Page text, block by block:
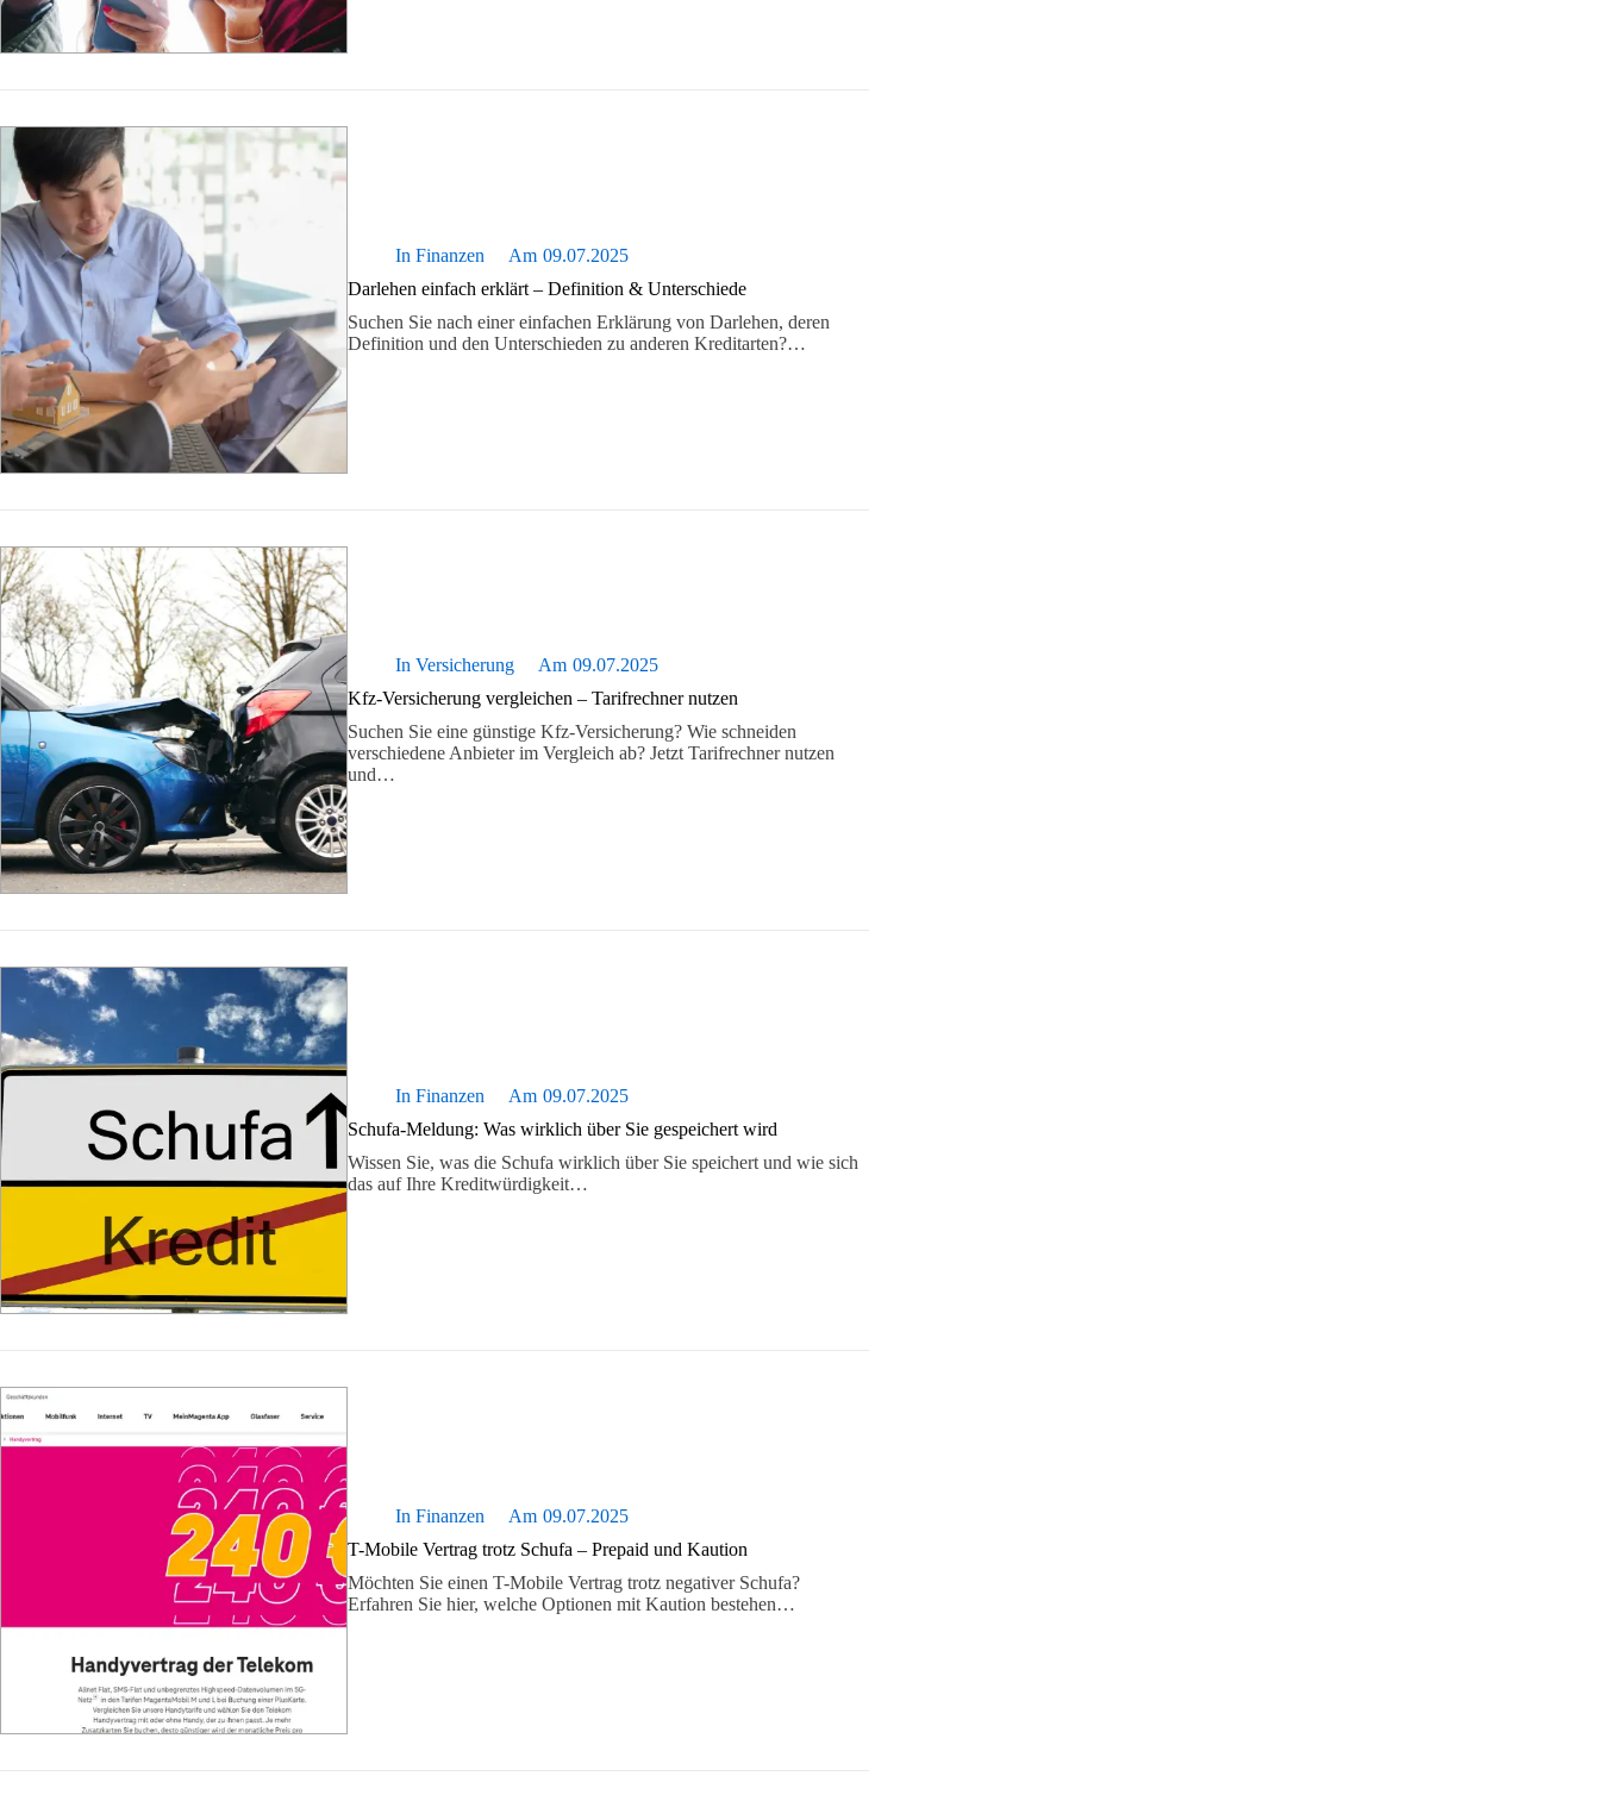
In Finanzen Am 09.07.2025
Darlehen einfach erklärt – Definition & Unterschiede
Suchen Sie nach einer einfachen Erklärung von Darlehen, deren
Definition und den Unterschieden zu anderen Kreditarten?…
In Versicherung Am 09.07.2025
Kfz-Versicherung vergleichen – Tarifrechner nutzen
Suchen Sie eine günstige Kfz-Versicherung? Wie schneiden
verschiedene Anbieter im Vergleich ab? Jetzt Tarifrechner nutzen
und…
In Finanzen Am 09.07.2025
Schufa-Meldung: Was wirklich über Sie gespeichert wird
Wissen Sie, was die Schufa wirklich über Sie speichert und wie sich
das auf Ihre Kreditwürdigkeit…
In Finanzen Am 09.07.2025
T-Mobile Vertrag trotz Schufa – Prepaid und Kaution
Möchten Sie einen T-Mobile Vertrag trotz negativer Schufa?
Erfahren Sie hier, welche Optionen mit Kaution bestehen…